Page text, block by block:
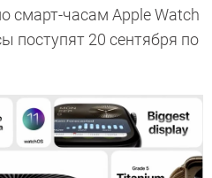
смарт-часам Apple Watch
поступят 20 сентября по